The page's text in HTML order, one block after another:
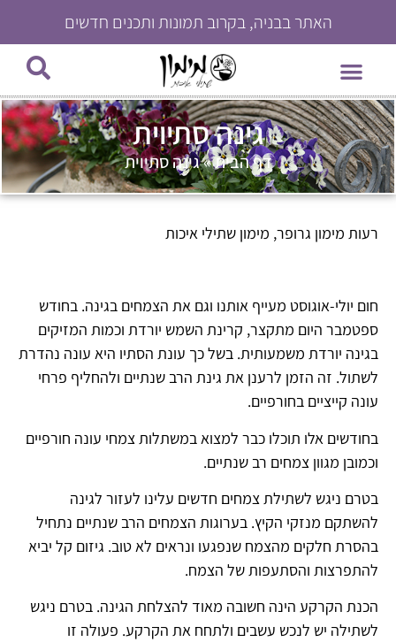
האתר בבניה, בקרוב תמונות ותכנים חדשים
גינה סתיוית
דף הבית»גינה סתיוית
רעות מימון גרופר, מימון שתילי איכות
חום יולי-אוגוסט מעייף אותנו וגם את הצמחים בגינה. בחודש
ספטמבר היום מתקצר, קרינת השמש יורדת וכמות המזיקים
בגינה יורדת משמעותית. בשל כך עונת הסתיו היא עונה נהדרת
לשתול. זה הזמן לרענן את גינת הרב שנתיים ולהחליף פרחי
עונה קייציים בחורפיים.
בחודשים אלו תוכלו כבר למצוא במשתלות צמחי עונה חורפיים
וכמובן מגוון צמחים רב שנתיים.
בטרם ניגש לשתילת צמחים חדשים עלינו לעזור לגינה
להשתקם מנזקי הקיץ. בערוגות הצמחים הרב שנתיים נתחיל
בהסרת חלקים מהצמח שנפגעו ונראים לא טוב. גיזום קל יביא
להתפרצות והסתעפות של הצמח.
הכנת הקרקע הינה חשובה מאוד להצלחת הגינה. בטרם ניגש
לשתילה יש לנכש עשבים ולתחח את הקרקע. פעולה זו